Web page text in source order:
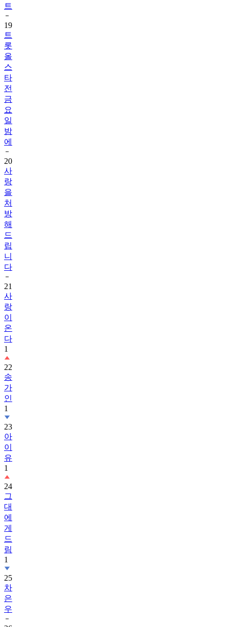
트
19
트
롯
올
스
타
전
금
요
일
밤
에
20
사
랑
을
처
방
해
드
립
니
다
21
사
랑
이
온
다
1
22
송
가
인
1
23
아
이
유
1
24
그
대
에
게
드
림
1
25
차
은
우